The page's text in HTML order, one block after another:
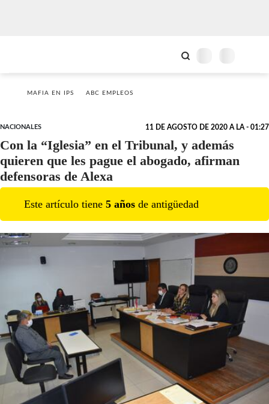
MAFIA EN IPS ABC EMPLEOS
NACIONALES 11 DE AGOSTO DE 2020 A LA - 01:27
Con la “Iglesia” en el Tribunal, y además
quieren que les pague el abogado, afirman
defensoras de Alexa
Este artículo tiene 5 años de antigüedad